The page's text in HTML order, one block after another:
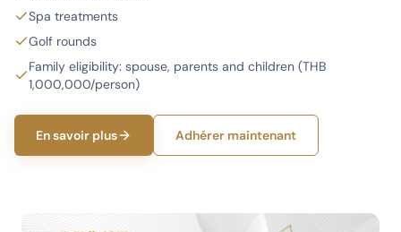
Spa treatments
Golf rounds
Family eligibility: spouse, parents and children (THB
1,000,000/person)
En savoir plus Adhérer maintenant